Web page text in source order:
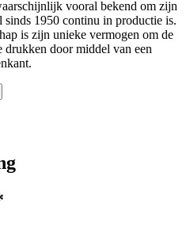
vooral bekend om zijn
1950 continu in productie is.
is zijn unieke vermogen om de
door middel van een